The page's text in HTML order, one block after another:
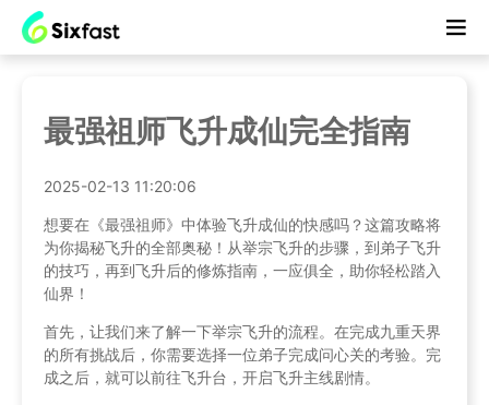
最强祖师飞升成仙完全指南
2025-02-13 11:20:06
想要在《最强祖师》中体验飞升成仙的快感吗？这篇攻略将
为你揭秘飞升的全部奥秘！从举宗飞升的步骤，到弟子飞升
的技巧，再到飞升后的修炼指南，一应俱全，助你轻松踏入
仙界！
首先，让我们来了解一下举宗飞升的流程。在完成九重天界
的所有挑战后，你需要选择一位弟子完成问心关的考验。完
成之后，就可以前往飞升台，开启飞升主线剧情。